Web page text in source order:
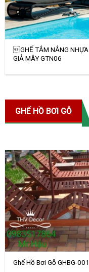
GHẾ TẮM NẮNG NHỰA
GIẢ MÂY GTN06
GHẾ HỒ BƠI GỖ
Ghế Hồ Bơi Gỗ GHBG-001